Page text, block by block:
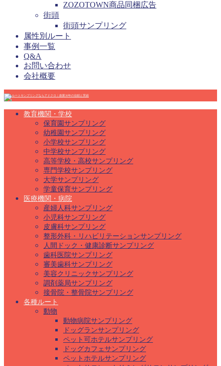
ZOZOTOWN商品同梱広告
街頭
街頭サンプリング
属性別ルート
事例一覧
Q&A
お問い合わせ
会社概要
教育機関・学校
保育園サンプリング
幼稚園サンプリング
小学校サンプリング
中学校サンプリング
高等学校・高校サンプリング
専門学校サンプリング
大学サンプリング
学童保育サンプリング
医療機関・病院
産婦人科サンプリング
小児科サンプリング
皮膚科サンプリング
整形外科・リハビリテーションサンプリング
人間ドック・健康診断サンプリング
歯科医院サンプリング
審美歯科サンプリング
美容クリニックサンプリング
調剤薬局サンプリング
接骨院・整骨院サンプリング
各種ルート
動物
動物病院サンプリング
ドッグランサンプリング
ペット可ホテルサンプリング
ドッグカフェサンプリング
ペットホテルサンプリング